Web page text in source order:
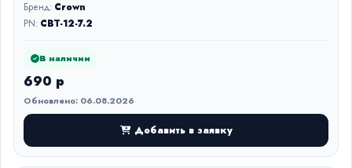
Бренд: Crown
PN: CBT-12-7.2
В наличии
690 р
Обновлено: 06.08.2026
Добавить в заявку